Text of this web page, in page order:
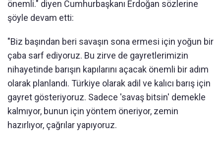
önemli." diyen Cumhurbaşkanı Erdoğan sözlerine
şöyle devam etti:
"Biz başından beri savaşın sona ermesi için yoğun bir
çaba sarf ediyoruz. Bu zirve de gayretlerimizin
nihayetinde barışın kapılarını açacak önemli bir adım
olarak planlandı. Türkiye olarak adil ve kalıcı barış için
gayret gösteriyoruz. Sadece 'savaş bitsin' demekle
kalmıyor, bunun için yöntem öneriyor, zemin
hazırlıyor, çağrılar yapıyoruz.